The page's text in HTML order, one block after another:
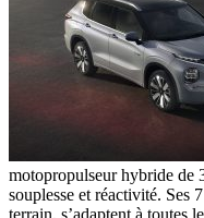
motopropulseur hybride de
souplesse et réactivité. Ses